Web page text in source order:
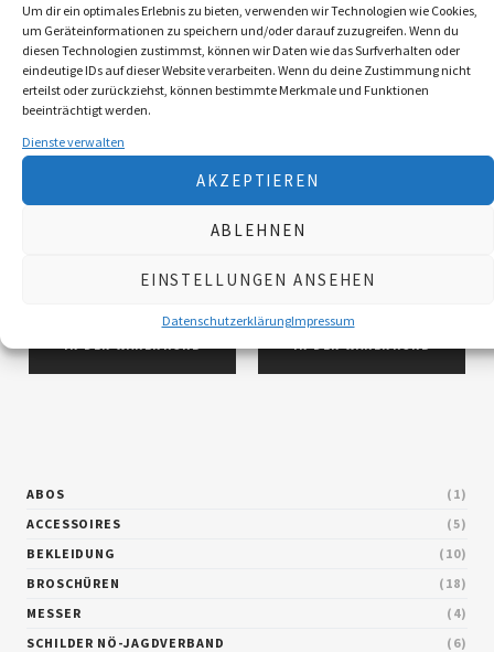
Um dir ein optimales Erlebnis zu bieten, verwenden wir Technologien wie Cookies,
um Geräteinformationen zu speichern und/oder darauf zuzugreifen. Wenn du
diesen Technologien zustimmst, können wir Daten wie das Surfverhalten oder
eindeutige IDs auf dieser Website verarbeiten. Wenn du deine Zustimmung nicht
erteilst oder zurückziehst, können bestimmte Merkmale und Funktionen
beeinträchtigt werden.
Dienste verwalten
AKZEPTIEREN
ABLEHNEN
EINSTELLUNGEN ANSEHEN
DatenschutzerklärungImpressum
Broschüre: Waldrehe
Lieferzeit: 2–5 Werktage
(Österreich), EU 5–10 Werktage
IN DEN WARENKORB
Broschüre: Wildbret
Lieferzeit: 2–5 Werktage
(Österreich), EU 5–10 Werktage
IN DEN WARENKORB
ABOS
1
ACCESSOIRES
5
BEKLEIDUNG
10
BROSCHÜREN
18
MESSER
4
SCHILDER NÖ-JAGDVERBAND
6